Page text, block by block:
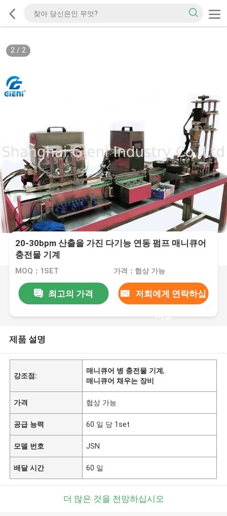
2/ 2
20-30bpm 산출을 가진 다기능 연동 펌프 매니큐어
충전물 기계
MOQ：1SET 가격：협상 가능
최고의 가격 저희에게 연락하십
시오
제품 설명
강조점:
매니큐어 병 충전물 기계,
매니큐어 채우는 장비
가격 협상 가능
공급 능력 60 일 당 1set
모델 번호 JSN
배달 시간 60 일
더 많은 것을 전망하십시오